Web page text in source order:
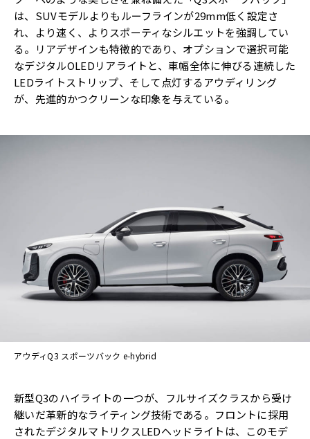
は、SUVモデルよりもルーフラインが29mm低く設定さ
れ、より速く、よりスポーティなシルエットを強調してい
る。リアデザインも特徴的であり、オプションで選択可能
なデジタルOLEDリアライトと、車幅全体に伸びる連続した
LEDライトストリップ、そして点灯するアウディリング
が、先進的かつクリーンな印象を与えている。
アウディQ3 スポーツバック e-hybrid
新型Q3のハイライトの一つが、フルサイズクラスから受け
継いだ革新的なライティング技術である。フロントに採用
されたデジタルマトリクスLEDヘッドライトは、このモデ